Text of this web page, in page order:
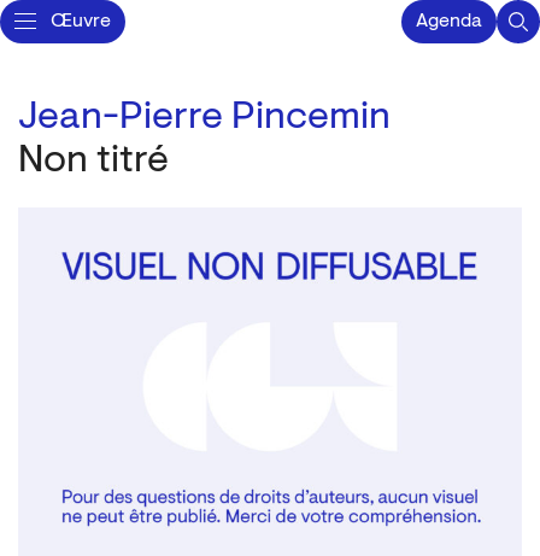
Œuvre Agenda
Jean-Pierre Pincemin
Non titré